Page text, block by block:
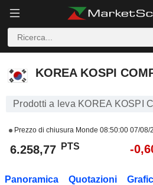
KOREA KOSPI
Prodotti a leva KOREA KOSPI
Prezzo di chiusura Monde 08:50:00 07/08/
6.258,77 PTS -
Panoramica Quotazioni